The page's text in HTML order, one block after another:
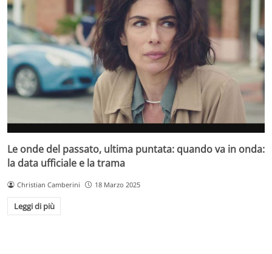
Le onde del passato, ultima puntata: quando va in onda:
la data ufficiale e la trama
Christian Camberini 18 Marzo 2025
Leggi di più